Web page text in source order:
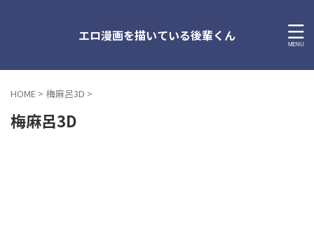
エロ漫画を描いている後輩くん
HOME > 梅麻呂3D >
梅麻呂3D